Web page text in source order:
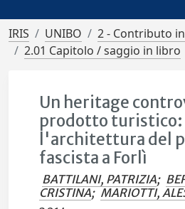
IRIS UNIBO
2 - Contributo
2.01 Capitolo / saggio in libro
Un heritage
prodotto turistico:
l'architettura del
fascista a Forlì
BATTILANI, PATRIZIA;
CRISTINA; MARIOTTI,